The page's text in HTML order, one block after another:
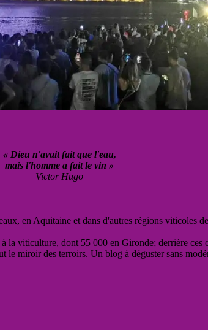
« Dieu n'avait fait que l'eau,
mais l'homme a fait le vin »
Victor Hugo
en Aquitaine et dans d'autres régions viticoles
la viticulture, dont 55 000 en Gironde; derrière ces
le miroir des terroirs. Un blog à déguster sans